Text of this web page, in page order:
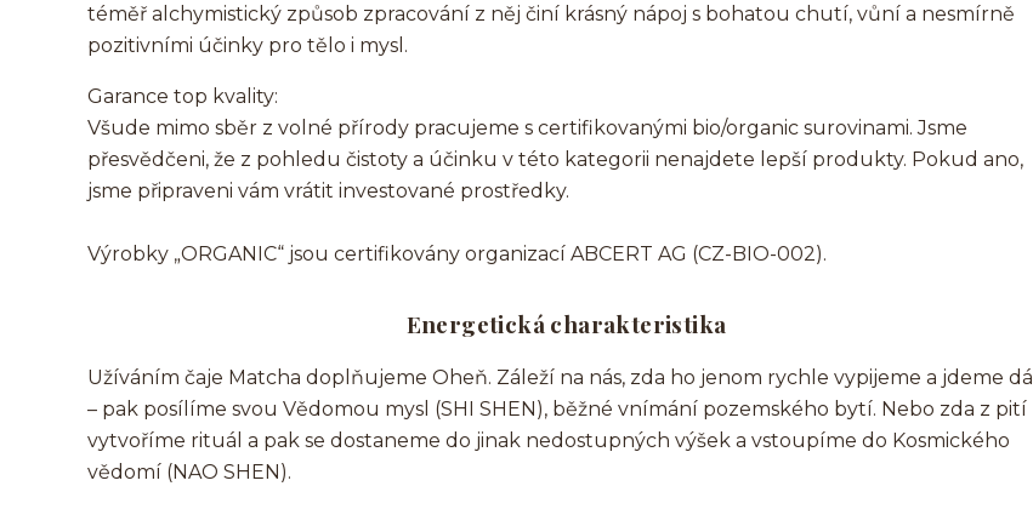
téměř alchymistický způsob zpracování z něj činí krásný nápoj s bohatou chutí, vůní a nesmírně
pozitivními účinky pro tělo i mysl.
Garance top kvality:
Všude mimo sběr z volné přírody pracujeme s certifikovanými bio/organic surovinami. Jsme
přesvědčeni, že z pohledu čistoty a účinku v této kategorii nenajdete lepší produkty. Pokud ano,
jsme připraveni vám vrátit investované prostředky.
Výrobky „ORGANIC“ jsou certifikovány organizací ABCERT AG (CZ-BIO-002).
Energetická charakteristika
Užíváním čaje Matcha doplňujeme Oheň. Záleží na nás, zda ho jenom rychle vypijeme a jdeme dál
– pak posílíme svou Vědomou mysl (SHI SHEN), běžné vnímání pozemského bytí. Nebo zda z pití
vytvoříme rituál a pak se dostaneme do jinak nedostupných výšek a vstoupíme do Kosmického
vědomí (NAO SHEN).